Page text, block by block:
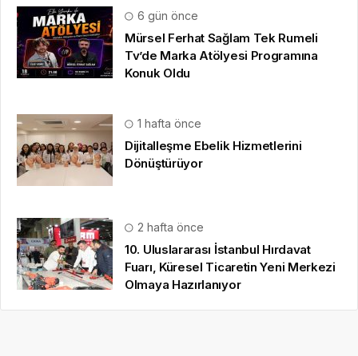
6 gün önce
Mürsel Ferhat Sağlam Tek Rumeli
Tv’de Marka Atölyesi Programına
Konuk Oldu
1 hafta önce
Dijitalleşme Ebelik Hizmetlerini
Dönüştürüyor
2 hafta önce
10. Uluslararası İstanbul Hırdavat
Fuarı, Küresel Ticaretin Yeni Merkezi
Olmaya Hazırlanıyor